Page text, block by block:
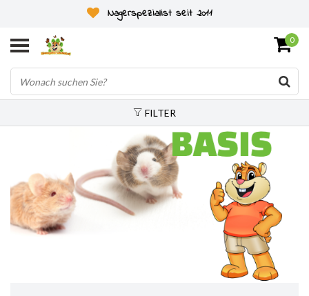
Nagerspezialist seit 2011
0
FILTER